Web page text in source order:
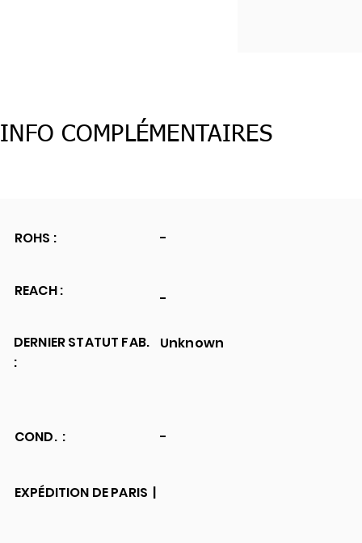
INFO COMPLÉMENTAIRES
ROHS : -
REACH :
DERNIER STATUT FAB.
:
-
Unknown
COND. : -
EXPÉDITION DE PARIS |